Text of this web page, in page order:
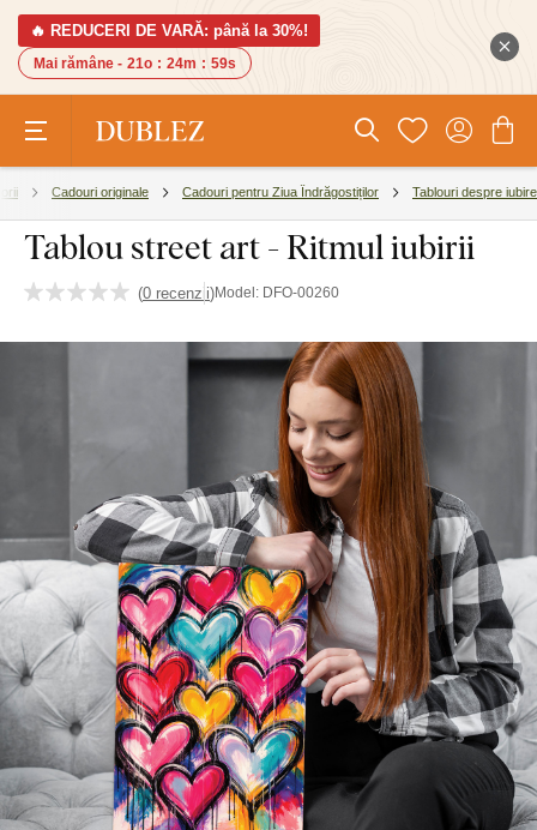
🔥 REDUCERI DE VARĂ: până la 30%!
Mai rămâne - 21o : 24m : 58s
Cadouri originale Cadouri pentru Ziua Îndrăgostiților Tablouri despre iubire
Tablou street art - Ritmul iubirii
(0 recenzii)Model: DFO-00260